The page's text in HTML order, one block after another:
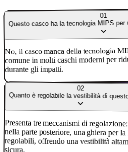
01
Questo casco ha la tecnologia MIPS per
No, il casco manca della tecnologia
comune in molti caschi moderni per
durante gli impatti.
02
Quanto è regolabile la vestibilità di
Presenta tre meccanismi di
nella parte posteriore, una ghiera per la
regolabili, offrendo una vestibilità
sicura.